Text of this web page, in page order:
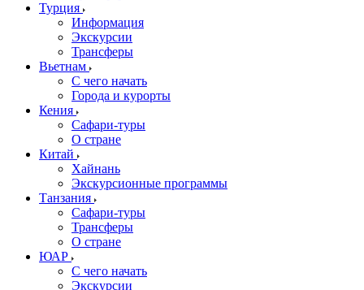
Турция
Информация
Экскурсии
Трансферы
Вьетнам
С чего начать
Города и курорты
Кения
Сафари-туры
О стране
Китай
Хайнань
Экскурсионные программы
Танзания
Сафари-туры
Трансферы
О стране
ЮАР
С чего начать
Экскурсии